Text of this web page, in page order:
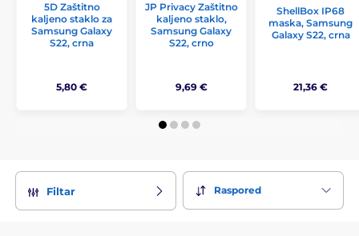
5D Zaštitno
kaljeno staklo za
Samsung Galaxy
S22, crna
5,80 €
JP Privacy Zaštitno
kaljeno staklo,
Samsung Galaxy
S22, crno
9,69 €
ShellBox IP68
maska, Samsung
Galaxy S22, crna
21,36 €
Filtar Raspored